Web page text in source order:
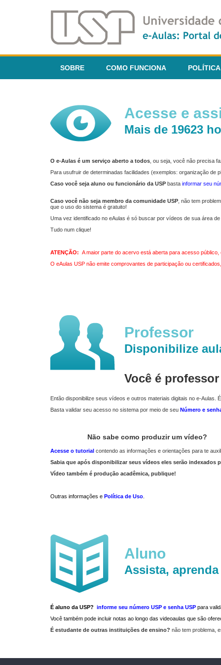
SOBRE COMO FUNCIONA
Acesse e
Mais de 19623
O e-Aulas é um serviço aberto a todos , ou seja, você não precisa
Para usufruir de determinadas facilidades (exemplos: organização
Caso você seja aluno ou funcionário da USP basta informar seu
Caso você não seja membro da comunidade USP , não tem
que o uso do sistema é gratuito!
Uma vez identificado no eAulas é só buscar por vídeos de sua área
Tudo num clique!
ATENÇÃO: A maior parte do acervo está aberta para acesso
O eAulas USP não emite comprovantes de participação ou
Professor
Disponibilize
Você é
Então disponibilize seus vídeos e outros materiais digitais no e-Aulas.
Basta validar seu acesso no sistema por meio de seu Número e
Não sabe como produzir um vídeo?
Acesse o tutorial contendo as informações e orientações para te
Sabia que após disponibilizar seus vídeos eles serão indexados
Vídeo também é produção acadêmica, publique!
Outras informações e Política de Uso
Aluno
Assista,
É aluno da USP? informe seu número USP e senha USP para
Você também pode incluir notas ao longo das videoaulas que são
É estudante de outras instituições de ensino? não tem problema,